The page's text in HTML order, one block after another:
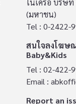
(มหาชน)
Tel : 0-2422-
สนใจลงโฆษ
Baby&Kids
Tel : 02-422-
Email :
Report an